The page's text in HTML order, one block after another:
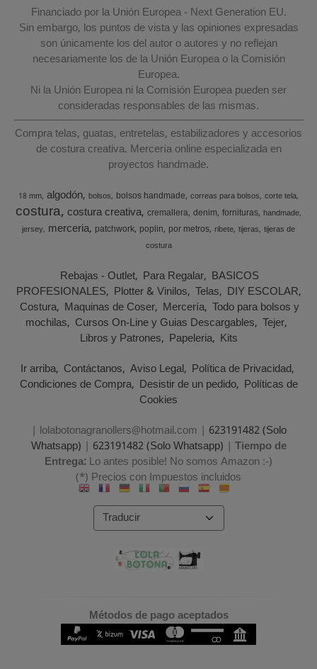
Financiado por la Unión Europea - Next Generation EU.
Sin embargo, los puntos de vista y las opiniones expresadas
son únicamente los del autor o autores y no reflejan
necesariamente los de la Unión Europea o la Comisión
Europea.
Ni la Unión Europea ni la Comisión Europea pueden ser
consideradas responsables de las mismas.
Compra telas, guatas, entretelas, estabilizadores y accesorios
de costura creativa. Mercería online especializada en
proyectos handmade.
18 mm algodón bolsos bolsos handmade correas para bolsos corte tela
costura costura creativa cremallera denim fornituras handmade
jersey merceria patchwork poplin por metros ribete tijeras tijeras de
costura
Rebajas - Outlet Para Regalar BASICOS
PROFESIONALES Plotter & Vinilos Telas DIY ESCOLAR
Costura Maquinas de Coser Mercería Todo para bolsos y
mochilas Cursos On-Line y Guias Descargables Tejer
Libros y Patrones Papeleria Kits
Ir arriba Contáctanos Aviso Legal Política de Privacidad
Condiciones de Compra Desistir de un pedido Políticas de
Cookies
| lolabotonagranollers@hotmail.com | 623191482 (Solo
Whatsapp) | 623191482 (Solo Whatsapp) | Tiempo de
Entrega:Lo antes posible! No somos Amazon :-)
(*) Precios con Impuestos incluidos
Métodos de pago aceptados